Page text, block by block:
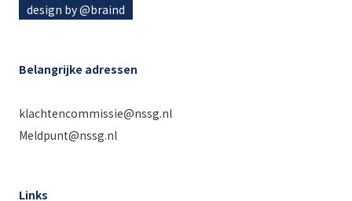
design by @braind
Belangrijke adressen
klachtencommissie@nssg.nl
Meldpunt@nssg.nl
Links